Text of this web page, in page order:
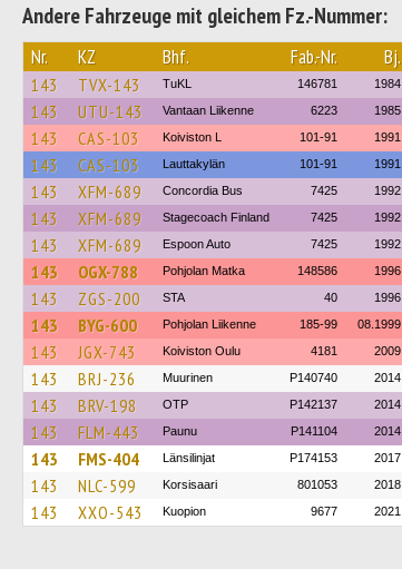
Andere Fahrzeuge mit gleichem Fz.-Nummer:
Nr. KZ Bhf. Fab.-Nr. Bj.
143 TVX-143 TuKL 146781 1984
143 UTU-143 Vantaan Liikenne 6223 1985
143 CAS-103 Koiviston L 101-91 1991
143 CAS-103 Lauttakylän 101-91 1991
143 XFM-689 Concordia Bus 7425 1992
143 XFM-689 Stagecoach Finland 7425 1992
143 XFM-689 Espoon Auto 7425 1992
143 OGX-788 Pohjolan Matka 148586 1996
143 ZGS-200 STA 40 1996
143 BYG-600 Pohjolan Liikenne 185-99 08.1999
143 JGX-743 Koiviston Oulu 4181 2009
143 BRJ-236 Muurinen P140740 2014
143 BRV-198 OTP P142137 2014
143 FLM-443 Paunu P141104 2014
143 FMS-404 Länsilinjat P174153 2017
143 NLC-599 Korsisaari 801053 2018
143 XXO-543 Kuopion 9677 2021